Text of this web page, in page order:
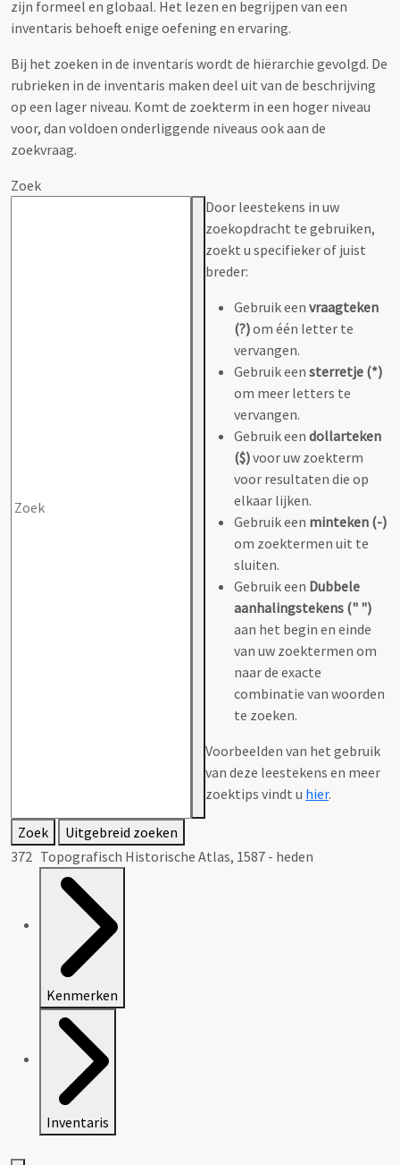
zijn formeel en globaal. Het lezen en begrijpen van een
inventaris behoeft enige oefening en ervaring.
Bij het zoeken in de inventaris wordt de hiërarchie gevolgd. De
rubrieken in de inventaris maken deel uit van de beschrijving
op een lager niveau. Komt de zoekterm in een hoger niveau
voor, dan voldoen onderliggende niveaus ook aan de
zoekvraag.
Zoek
Door leestekens in uw
zoekopdracht te gebruiken,
zoekt u specifieker of juist
breder:
Gebruik een vraagteken
(?)om één letter te
vervangen.
Gebruik een sterretje (*)
om meer letters te
vervangen.
Gebruik een dollarteken
($)voor uw zoekterm
voor resultaten die op
elkaar lijken.
Gebruik een minteken (-)
om zoektermen uit te
sluiten.
Gebruik een Dubbele
aanhalingstekens (" ")
aan het begin en einde
van uw zoektermen om
naar de exacte
combinatie van woorden
te zoeken.
Voorbeelden van het gebruik
van deze leestekens en meer
zoektips vindt u hier.
Zoek
Uitgebreid zoeken
372 Topografisch Historische Atlas, 1587 - heden
Kenmerken
Inventaris